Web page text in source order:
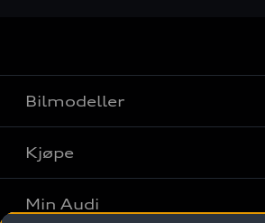
Bilmodeller
Finn din Audi
Sammenlign bilmodeller
Kjøpe
Kjøpshjelp
Min Audi